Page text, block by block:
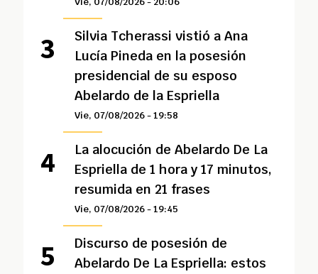
Silvia Tcherassi vistió a Ana
Lucía Pineda en la posesión
presidencial de su esposo
Abelardo de la Espriella
Vie, 07/08/2026 - 19:58
La alocución de Abelardo De La
Espriella de 1 hora y 17 minutos,
resumida en 21 frases
Vie, 07/08/2026 - 19:45
Discurso de posesión de
Abelardo De La Espriella: estos